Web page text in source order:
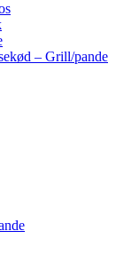
– Grill/pande